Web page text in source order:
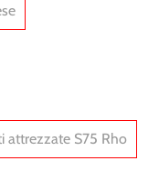
attrezzate S75 Rho